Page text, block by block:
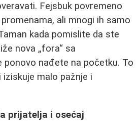
Fejsbuk povremeno
ali mnogi ih samo
kada pomislite da ste
nova „fora“ sa
ponovo nađete na početku. To
malo pažnje i
prijatelja i osećaj